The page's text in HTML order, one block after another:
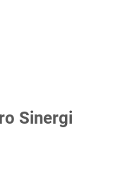
Sinergi